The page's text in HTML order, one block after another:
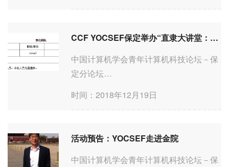
二)&#32;14:00-15:30地点：华北电力大学
一校图书馆六楼报告厅（...
CCF YOCSEF保定举办“直隶大讲堂：机器学习算法及其应用”学术报告会 Copy1
中国计算机学会青年计算机科技论坛－保
定分论坛
－
一)&#32;08:00-11:30地点：华北电力大学
一校图书馆六楼报告厅（...
时间：2018年12月19日
活动预告：YOCSEF走进金院
中国计算机学会青年计算机科技论坛－保